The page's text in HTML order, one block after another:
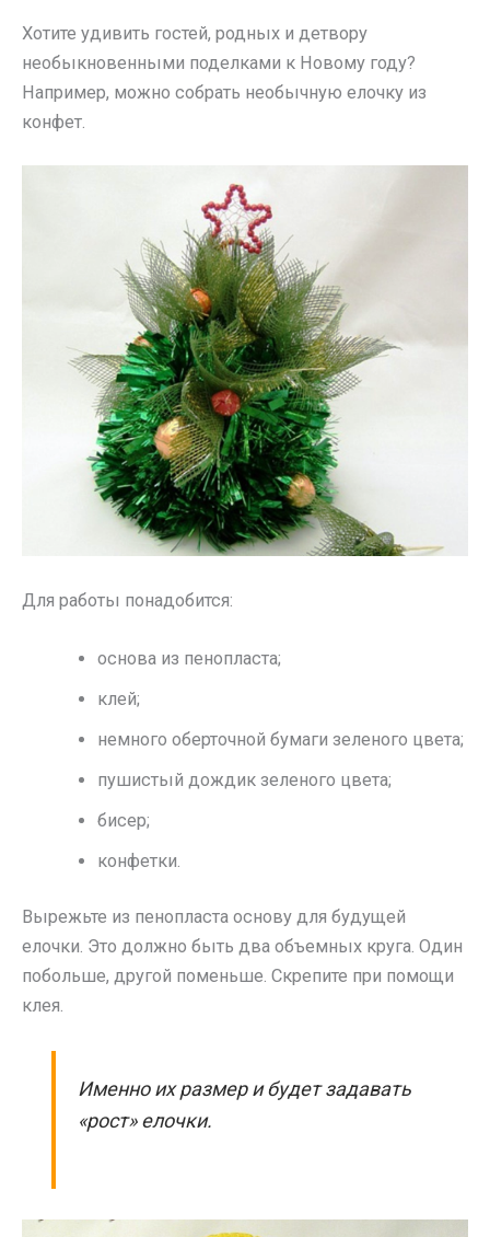
Хотите удивить гостей, родных и детвору
необыкновенными поделками к Новому году?
Например, можно собрать необычную елочку из
конфет.
Для работы понадобится:
основа из пенопласта;
клей;
немного оберточной бумаги зеленого цвета;
пушистый дождик зеленого цвета;
бисер;
конфетки.
Вырежьте из пенопласта основу для будущей
елочки. Это должно быть два объемных круга. Один
побольше, другой поменьше. Скрепите при помощи
клея.
Именно их размер и будет задавать
«рост» елочки.